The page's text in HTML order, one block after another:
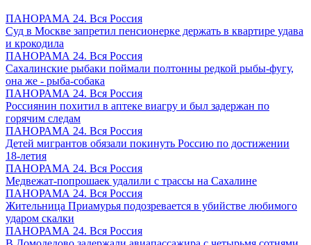
ПАНОРАМА 24. Вся Россия
Суд в Москве запретил пенсионерке держать в квартире удава
и крокодила
ПАНОРАМА 24. Вся Россия
Сахалинские рыбаки поймали полтонны редкой рыбы-фугу,
она же - рыба-собака
ПАНОРАМА 24. Вся Россия
Россиянин похитил в аптеке виагру и был задержан по
горячим следам
ПАНОРАМА 24. Вся Россия
Детей мигрантов обязали покинуть Россию по достижении
18-летия
ПАНОРАМА 24. Вся Россия
Медвежат-попрошаек удалили с трассы на Сахалине
ПАНОРАМА 24. Вся Россия
Жительница Приамурья подозревается в убийстве любимого
ударом скалки
ПАНОРАМА 24. Вся Россия